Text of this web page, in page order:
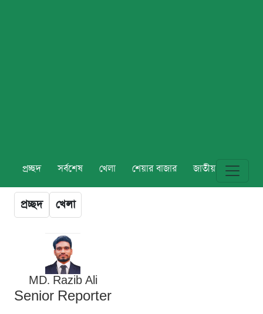
প্রচ্ছদ সর্বশেষ খেলা শেয়ার বাজার জাতীয় বিশ্ব
প্রচ্ছদ খেলা
MD. Razib Ali
Senior Reporter